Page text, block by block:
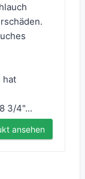
hat
3/4"...
ansehen